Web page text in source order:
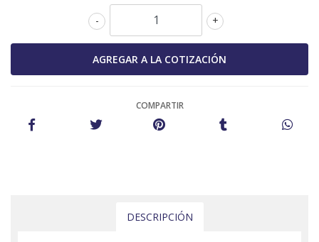
+
-
COMPARTIR
DESCRIPCIÓN